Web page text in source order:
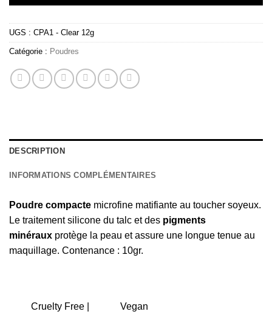
UGS : CPA1 - Clear 12g
Catégorie : Poudres
DESCRIPTION
INFORMATIONS COMPLÉMENTAIRES
Poudre compacte microfine matifiante au toucher soyeux.
Le traitement silicone du talc et des pigments
minéraux protège la peau et assure une longue tenue au
maquillage. Contenance : 10gr.
Cruelty Free | Vegan